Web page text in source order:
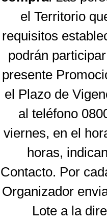
el Territorio
requisitos
podrán
presente
el Plazo de
al teléfono
viernes, en el
horas,
Contacto. Por
Organizador
Lote a la